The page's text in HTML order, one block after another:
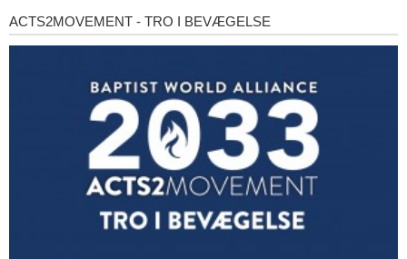
Acts2Movement
ACTS2MOVEMENT - TRO I BEVÆGELSE